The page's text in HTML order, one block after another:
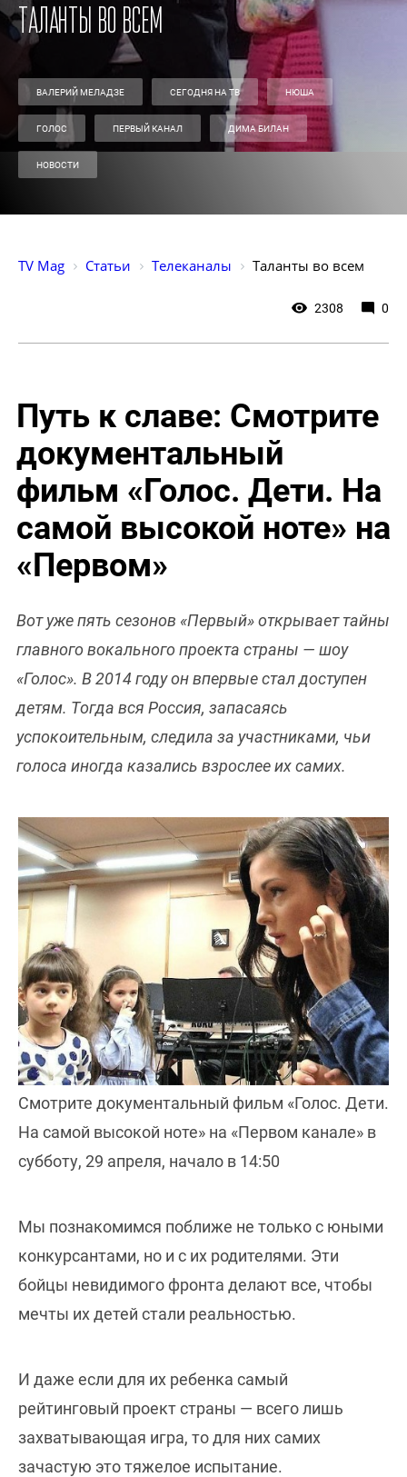
Таланты во всем
ВАЛЕРИЙ МЕЛАДЗЕ СЕГОДНЯ НА ТВ НЮША
ГОЛОС ПЕРВЫЙ КАНАЛ ДИМА БИЛАН
НОВОСТИ
TV Mag Статьи Телеканалы Таланты во всем
2308 0
Путь к славе: Смотрите
документальный
фильм «Голос. Дети. На
самой высокой ноте» на
«Первом»
Вот уже пять сезонов «Первый» открывает тайны
главного вокального проекта страны — шоу
«Голос». В 2014 году он впервые стал доступен
детям. Тогда вся Россия, запасаясь
успокоительным, следила за участниками, чьи
голоса иногда казались взрослее их самих.
Смотрите документальный фильм «Голос. Дети.
На самой высокой ноте» на «Первом канале» в
субботу, 29 апреля, начало в 14:50
Мы познакомимся поближе не только с юными
конкурсантами, но и с их родителями. Эти
бойцы невидимого фронта делают все, чтобы
мечты их детей стали реальностью.
И даже если для их ребенка самый
рейтинговый проект страны — всего лишь
захватывающая игра, то для них самих
зачастую это тяжелое испытание.